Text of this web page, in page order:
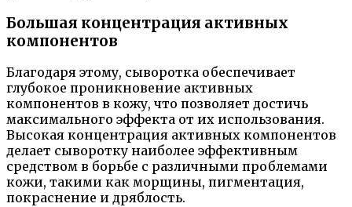
Большая концентрация активных
компонентов
Благодаря этому, сыворотка обеспечивает
глубокое проникновение активных
компонентов в кожу, что позволяет достичь
максимального эффекта от их использования.
Высокая концентрация активных компонентов
делает сыворотку наиболее эффективным
средством в борьбе с различными проблемами
кожи, такими как морщины, пигментация,
покраснение и дряблость.